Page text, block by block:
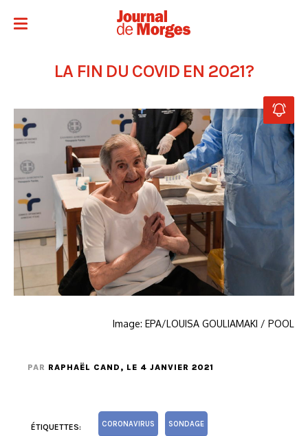
LA FIN DU COVID EN 2021?
Image: EPA/LOUISA GOULIAMAKI / POOL
PAR RAPHAËL CAND , LE 4 JANVIER 2021
ÉTIQUETTES: CORONAVIRUS SONDAGE